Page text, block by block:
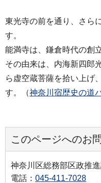
東光寺の前を通り、さら
す。
能満寺は、鎌倉時代の創
その由来は、内海新四郎
ら虚空蔵菩薩を拾い上げ
す。（神奈川宿歴史の道
このページへのお
神奈川区総務部区政推
電話： 045-411-7028